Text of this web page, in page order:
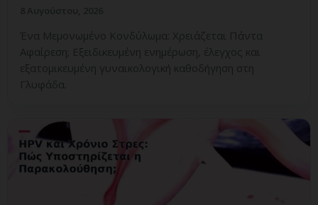
Ένα Μεμονωμένο Κονδύλωμα: Χρειάζεται Πάντα
Αφαίρεση; Εξειδικευμένη ενημέρωση, έλεγχος και
εξατομικευμένη γυναικολογική καθοδήγηση στη
Γλυφάδα.